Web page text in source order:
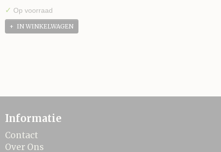
✓ Op voorraad
IN WINKELWAGEN
Informatie
Contact
Over Ons